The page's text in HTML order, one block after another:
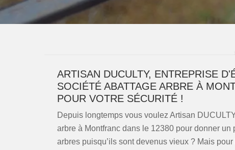
ARTISAN DUCULTY, ENTREPRISE
SOCIÉTÉ ABATTAGE ARBRE À
POUR VOTRE SÉCURITÉ !
Depuis longtemps vous voulez Artisan
arbre à Montfranc dans le 12380 pour donner
arbres puisqu’ils sont devenus vieux ? Mais